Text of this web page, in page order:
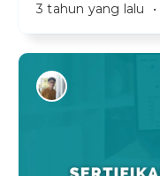
3 tahun yang lalu •